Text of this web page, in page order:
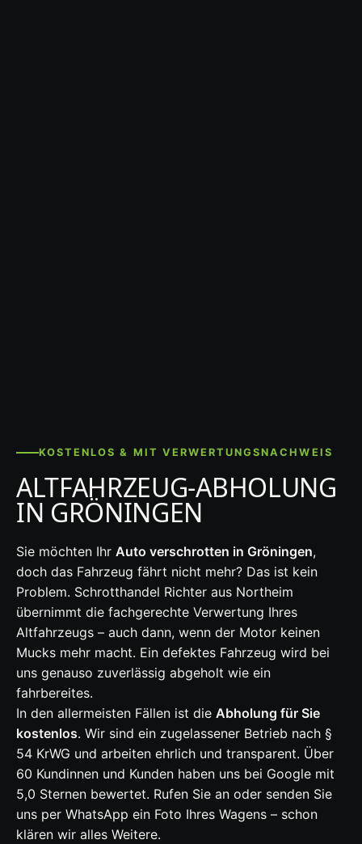
KOSTENLOS & MIT VERWERTUNGSNACHWEIS
ALTFAHRZEUG-ABHOLUNG
IN GRÖNINGEN
Sie möchten Ihr Auto verschrotten in Gröningen,
doch das Fahrzeug fährt nicht mehr? Das ist kein
Problem. Schrotthandel Richter aus Northeim
übernimmt die fachgerechte Verwertung Ihres
Altfahrzeugs – auch dann, wenn der Motor keinen
Mucks mehr macht. Ein defektes Fahrzeug wird bei
uns genauso zuverlässig abgeholt wie ein
fahrbereites.
In den allermeisten Fällen ist die Abholung für Sie
kostenlos. Wir sind ein zugelassener Betrieb nach §
54 KrWG und arbeiten ehrlich und transparent. Über
60 Kundinnen und Kunden haben uns bei Google mit
5,0 Sternen bewertet. Rufen Sie an oder senden Sie
uns per WhatsApp ein Foto Ihres Wagens – schon
klären wir alles Weitere.